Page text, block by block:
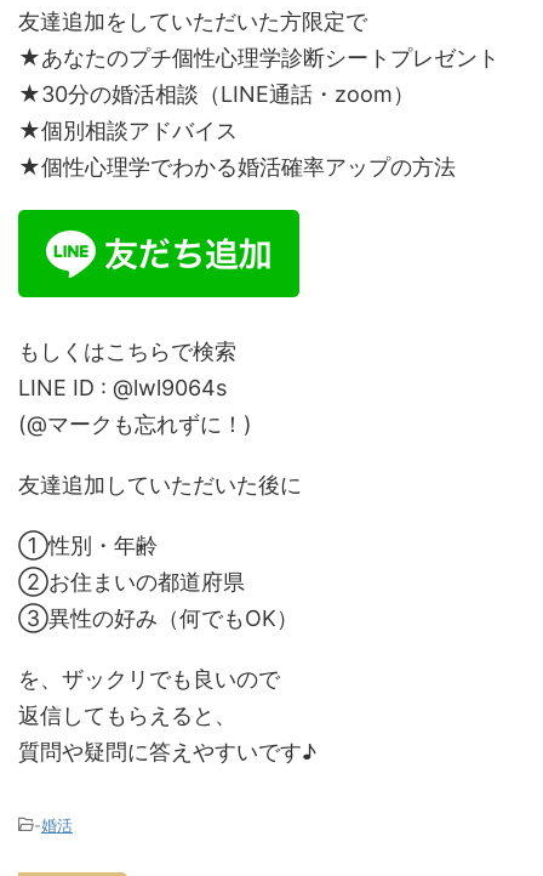
友達追加をしていただいた方限定で
★あなたのプチ個性心理学診断シートプレゼント
★30分の婚活相談（LINE通話・zoom）
★個別相談アドバイス
★個性心理学でわかる婚活確率アップの方法
もしくはこちらで検索
LINE ID : @lwl9064s
(@マークも忘れずに！)
友達追加していただいた後に
①性別・年齢
②お住まいの都道府県
③異性の好み（何でもOK）
を、ザックリでも良いので
返信してもらえると、
質問や疑問に答えやすいです♪
-婚活